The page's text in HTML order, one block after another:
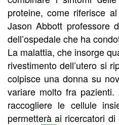
proteine, come riferisce
Jason Abbott professore
dell’ospedale che ha
La malattia, che insorge
rivestimento dell’utero si
colpisce una donna su
variare molto fra
raccogliere le cellule
permetterà ai ricercatori di